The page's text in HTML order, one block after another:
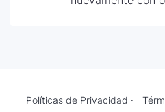
Políticas de Privacidad ·